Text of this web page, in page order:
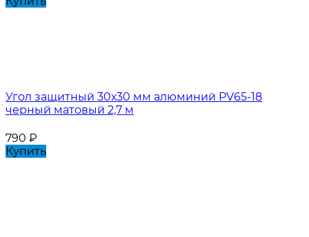
Угол защитный 30х30 мм алюминий PV65-18
черный матовый 2,7 м
790 ₽
Купить